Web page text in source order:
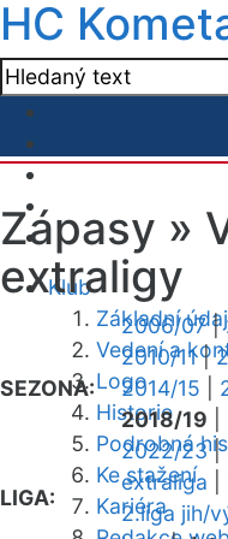
HC
Klub
Základní
Vedení a
Logo
Historie
Podrobná
Ke stažení
Kariéra
Zápasy »
extraligy
SEZONA:
2006/07|
2010/11|
2014/15
2018/19
2022/23|
LIGA:
extraliga
2.liga jih/